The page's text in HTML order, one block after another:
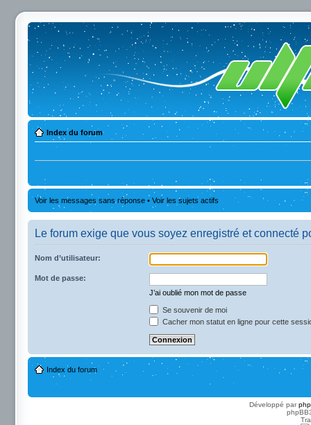
Index du forum
Voir les messages sans réponse • Voir les sujets actifs
Le forum exige que vous soyez enregistré et connecté
Nom d’utilisateur:
Mot de passe:
J’ai oublié mon mot de passe
Se souvenir de moi
Cacher mon statut en ligne pour cette
Index du forum
Développé par